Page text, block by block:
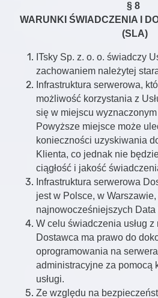
§ 8
WARUNKI ŚWIADCZENIA I
(SLA)
ITsky Sp. z. o. o. świadczy
zachowaniem należytej
Infrastruktura serwerowa,
możliwość korzystania z
się w miejscu
Powyższe miejsce może
konieczności uzyskiwania
Klienta, co jednak nie
ciągłość i jakość
Infrastruktura serwerowa
jest w Polsce, w
najnowocześniejszych Data
W celu świadczenia usług
Dostawca ma prawo do
oprogramowania na
administracyjne za pomocą
usługi.
Ze względu na